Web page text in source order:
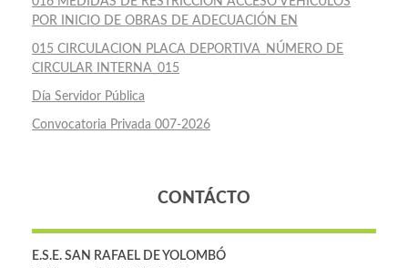
POR INICIO DE OBRAS DE ADECUACIÓN EN
015 CIRCULACION PLACA DEPORTIVA_NÚMERO DE
CIRCULAR INTERNA_015
Día Servidor Pública
Convocatoria Privada 007-2026
CONTÁCTO
E.S.E. SAN RAFAEL DE YOLOMBÓ